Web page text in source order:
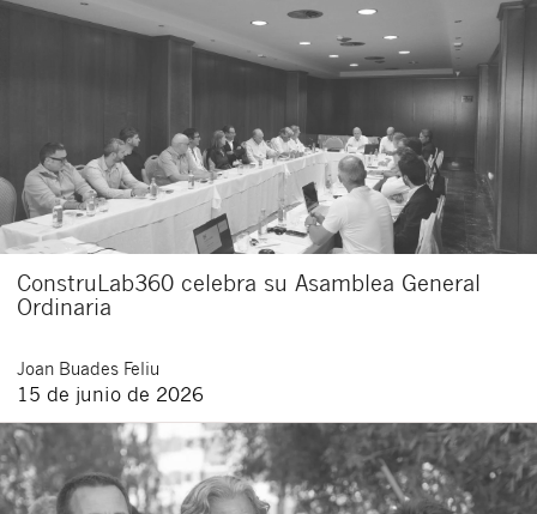
ConstruLab360 celebra su Asamblea General
Ordinaria
Joan Buades Feliu
15 de junio de 2026